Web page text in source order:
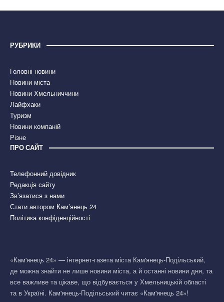
РУБРИКИ
Головні новини
Новини міста
Новини Хмельниччини
Лайфхаки
Туризм
Новини компаній
Різне
ПРО САЙТ
Телефонний довідник
Редакція сайту
Зв’язатися з нами
Стати автором Кам’янець 24
Політика конфіденційності
«Кам'янець 24» — інтернет-газета міста Кам'янець-Подільський,
де можна знайти не лише новини міста, а й останні новини дня, та
все важливе та цікаве, що відбувається у Хмельницькій області
та в Україні. Кам'янець-Подільський читає «Кам'янець 24»!